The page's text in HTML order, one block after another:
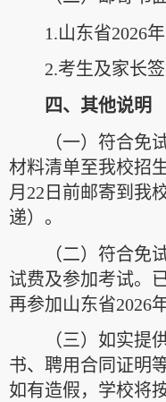
1.山东省2026
2.考生及家长
四、其他说明
（一）符合免
材料清单至我校招
月22日前邮寄到我
递）。
（二）符合免
试费及参加考试。
再参加山东省2026
（三）如实提
书、聘用合同证明
如有造假，学校将